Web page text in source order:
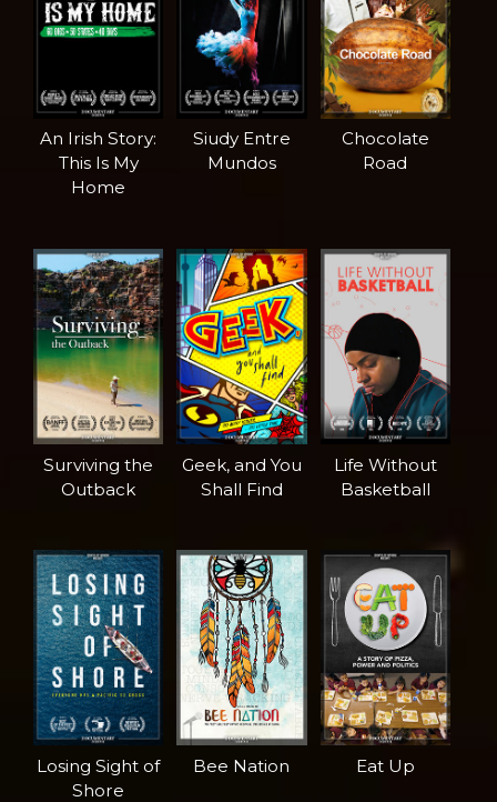
An Irish Story:
This Is My
Home
Siudy Entre
Mundos
Chocolate
Road
Surviving the
Outback
Geek, and You
Shall Find
Life Without
Basketball
Losing Sight of
Shore
Bee Nation Eat Up